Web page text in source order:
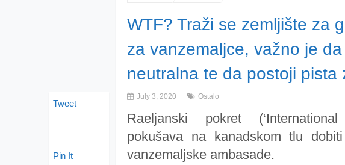
WTF? Traži se zemljište za
za vanzemaljce, važno je
neutralna te da postoji pista
July 3, 2020 Ostalo
Raeljanski pokret
pokušava na kanadskom tlu
vanzemaljske ambasade.
Tweet
Pin It